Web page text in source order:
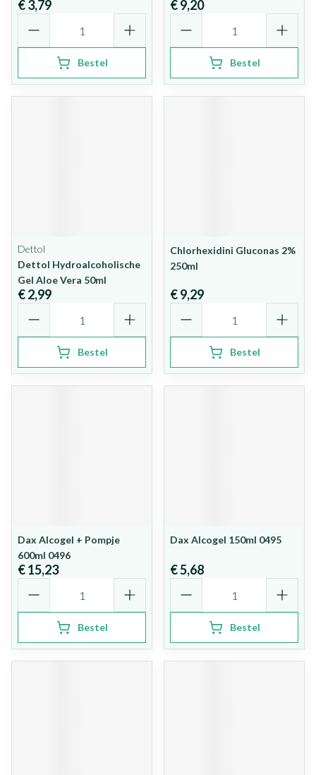
€ 3,79
Bestel
€ 9,20
Bestel
Dettol
Dettol Hydroalcoholische
Gel Aloe Vera 50ml
€ 2,99
Bestel
Chlorhexidini Gluconas 2%
250ml
€ 9,29
Bestel
Dax Alcogel + Pompje
600ml 0496
€ 15,23
Bestel
Dax Alcogel 150ml 0495
€ 5,68
Bestel